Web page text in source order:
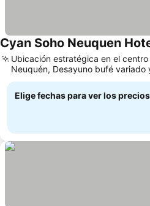
Cyan Soho Neuquen
Ubicación estratégica en el
Neuquén, Desayuno bufé variado
completo
Elige fechas para ver los